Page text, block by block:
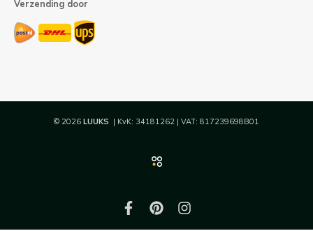
Verzending door
© 2026 LUUKS | KvK: 34181262 | VAT: 817239698B01